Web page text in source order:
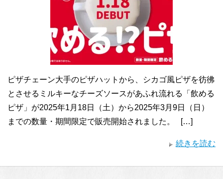
ピザチェーン大手のピザハットから、シカゴ風ピザを彷彿
とさせるミルキーなチーズソースがあふれ流れる「飲める
ピザ」が2025年1月18日（土）から2025年3月9日（日）
までの数量・期間限定で販売開始されました。 […]
続きを読む